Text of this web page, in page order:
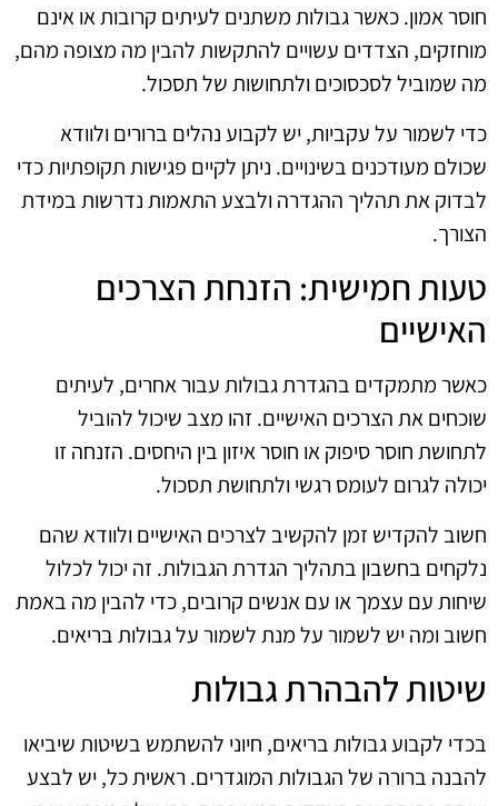
חוסר אמון. כאשר גבולות משתנים לעיתים קרובות או אינם
מוחזקים, הצדדים עשויים להתקשות להבין מה מצופה מהם,
מה שמוביל לסכסוכים ולתחושות של תסכול.
כדי לשמור על עקביות, יש לקבוע נהלים ברורים ולוודא
שכולם מעודכנים בשינויים. ניתן לקיים פגישות תקופתיות כדי
לבדוק את תהליך ההגדרה ולבצע התאמות נדרשות במידת
הצורך.
טעות חמישית: הזנחת הצרכים
האישיים
כאשר מתמקדים בהגדרת גבולות עבור אחרים, לעיתים
שוכחים את הצרכים האישיים. זהו מצב שיכול להוביל
לתחושת חוסר סיפוק או חוסר איזון בין היחסים. הזנחה זו
יכולה לגרום לעומס רגשי ולתחושת תסכול.
חשוב להקדיש זמן להקשיב לצרכים האישיים ולוודא שהם
נלקחים בחשבון בתהליך הגדרת הגבולות. זה יכול לכלול
שיחות עם עצמך או עם אנשים קרובים, כדי להבין מה באמת
חשוב ומה יש לשמור על מנת לשמור על גבולות בריאים.
שיטות להבהרת גבולות
בכדי לקבוע גבולות בריאים, חיוני להשתמש בשיטות שיביאו
להבנה ברורה של הגבולות המוגדרים. ראשית כל, יש לבצע